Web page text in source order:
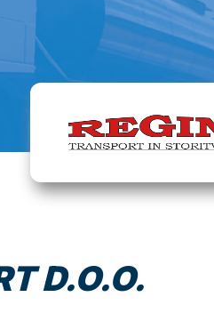
D.O.O.